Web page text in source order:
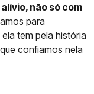
não só com
para
tem pela história
confiamos nela